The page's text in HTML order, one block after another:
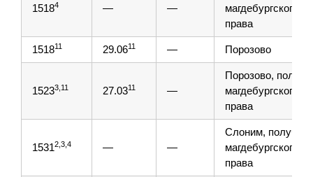
15184 — —
магдебургского
права
151811 29.0611 — Порозово
15233,11 27.0311 —
Порозово,
магдебургского
права
15312,3,4 — —
Слоним,
магдебургского
права